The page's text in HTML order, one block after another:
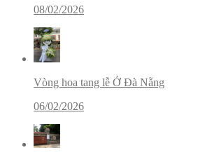
08/02/2026
Vòng hoa tang lễ Ở Đà Nẵng
06/02/2026